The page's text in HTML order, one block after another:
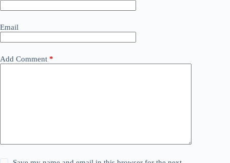
Email
Add Comment *